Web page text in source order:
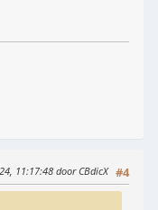
#4
11:17:48 door CBdicX